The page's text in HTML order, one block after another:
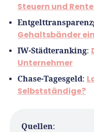
Steuern und
Gehaltsbänder ein
IW-Städteranking:
Unternehmer
Chase-Tagesgeld:
Selbstständige?
Quellen: